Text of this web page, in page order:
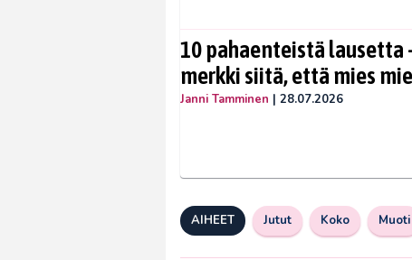
10 pahaenteistä lausetta
merkki siitä, että mies
Janni Tamminen | 28.07.2026
AIHEET Jutut Koko Muoti